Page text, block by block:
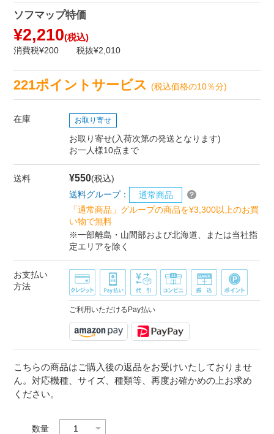
ソフマップ特価
¥2,210(税込)
消費税¥200 税抜¥2,010
221ポイントサービス(税込価格の10％分)
在庫 お取り寄せ
お取り寄せ(入荷次第の発送となります)
お一人様10点まで
送料 ¥550(税込)
送料グループ：
通常商品
「通常商品」グループの商品を¥3,300以上のお買
い物で無料
※一部離島・山間部および北海道、または当社指
定エリアを除く
お支払い
方法
ご利用いただけるPay払い
こちらの商品はご購入後の返品をお受けいたしておりませ
ん。対応機種、サイズ、種類等、再度お確かめの上お求め
ください。
数量